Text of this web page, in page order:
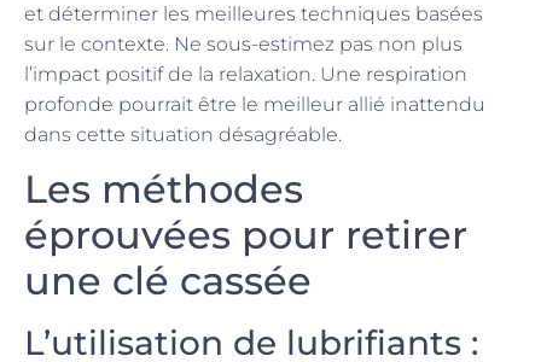
et déterminer les meilleures techniques basées
sur le contexte. Ne sous-estimez pas non plus
l’impact positif de la relaxation. Une respiration
profonde pourrait être le meilleur allié inattendu
dans cette situation désagréable.
Les méthodes
éprouvées pour retirer
une clé cassée
L’utilisation de lubrifiants :